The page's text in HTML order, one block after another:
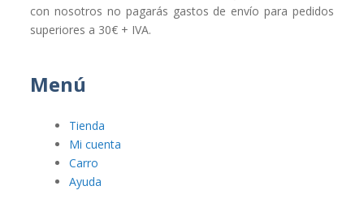
con nosotros no pagarás gastos de envío para pedidos
superiores a 30€ + IVA.
Menú
Tienda
Mi cuenta
Carro
Ayuda